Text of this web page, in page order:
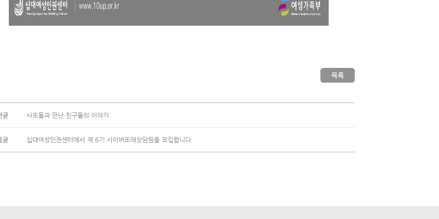
글 사또들과 만난 친구들의 이야기
글 십대여성인권센터에서 제 6기 사이버또래상담원을 모집합니다.